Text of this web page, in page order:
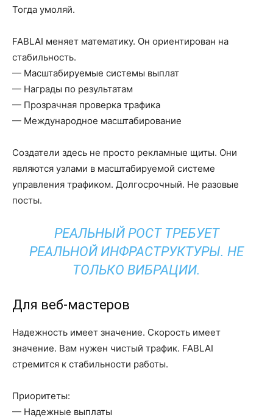
Тогда умоляй.
FABLAI меняет математику. Он ориентирован на
стабильность.
— Масштабируемые системы выплат
— Награды по результатам
— Прозрачная проверка трафика
— Международное масштабирование
Создатели здесь не просто рекламные щиты. Они
являются узлами в масштабируемой системе
управления трафиком. Долгосрочный. Не разовые
посты.
РЕАЛЬНЫЙ РОСТ ТРЕБУЕТ
РЕАЛЬНОЙ ИНФРАСТРУКТУРЫ. НЕ
ТОЛЬКО ВИБРАЦИИ.
Для веб-мастеров
Надежность имеет значение. Скорость имеет
значение. Вам нужен чистый трафик. FABLAI
стремится к стабильности работы.
Приоритеты:
— Надежные выплаты